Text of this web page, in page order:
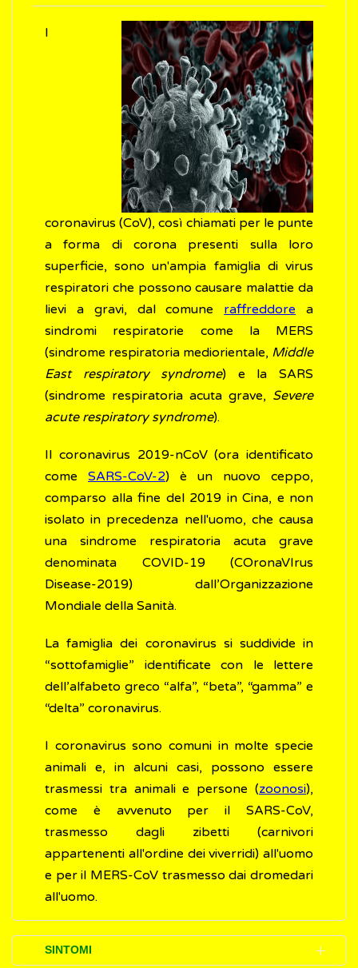
I
coronavirus (CoV), così chiamati per le punte
a forma di corona presenti sulla loro
superficie, sono un'ampia famiglia di virus
respiratori che possono causare malattie da
lievi a gravi, dal comune raffreddore a
sindromi respiratorie come la MERS
(sindrome respiratoria mediorientale, Middle
East respiratory syndrome) e la SARS
(sindrome respiratoria acuta grave, Severe
acute respiratory syndrome).
Il coronavirus 2019-nCoV (ora identificato
come SARS-CoV-2) è un nuovo ceppo,
comparso alla fine del 2019 in Cina, e non
isolato in precedenza nell'uomo, che causa
una sindrome respiratoria acuta grave
denominata COVID-19 (COronaVIrus
Disease-2019) dall’Organizzazione
Mondiale della Sanità.
La famiglia dei coronavirus si suddivide in
“sottofamiglie” identificate con le lettere
dell’alfabeto greco “alfa”, “beta”, “gamma” e
“delta” coronavirus.
I coronavirus sono comuni in molte specie
animali e, in alcuni casi, possono essere
trasmessi tra animali e persone (zoonosi),
come è avvenuto per il SARS-CoV,
trasmesso dagli zibetti (carnivori
appartenenti all'ordine dei viverridi) all'uomo
e per il MERS-CoV trasmesso dai dromedari
all'uomo.
SINTOMI